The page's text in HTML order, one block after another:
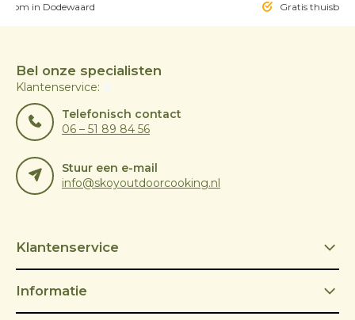
in Dodewaard Gratis
Bel onze specialisten
Klantenservice:
Telefonisch contact
06 – 51 89 84 56
Stuur een e-mail
info@skoyoutdoorcooking.nl
Klantenservice
Informatie